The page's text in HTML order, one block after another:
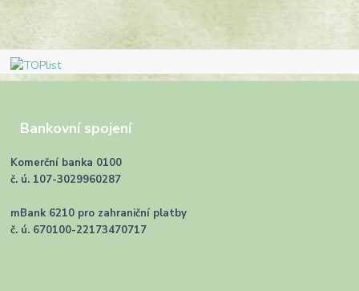
Bankovní spojení
Komerční banka 0100
č. ú. 107-3029960287
mBank 6210 pro zahraniční platby
č. ú. 670100-22173470717